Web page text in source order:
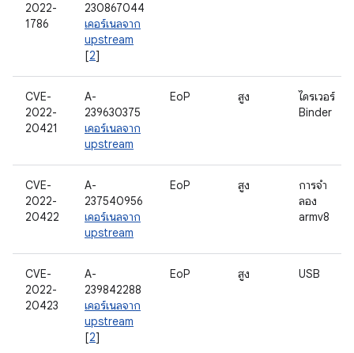
2022-
1786
230867044
เคอร์เนลจาก
upstream
[2]
CVE-
2022-
20421
A-
239630375
เคอร์เนลจาก
upstream
EoP สูง
ไดรเวอร์
Binder
CVE-
2022-
20422
A-
237540956
เคอร์เนลจาก
upstream
EoP สูง
การจํา
ลอง
armv8
CVE-
2022-
20423
A-
239842288
เคอร์เนลจาก
upstream
[2]
EoP สูง USB